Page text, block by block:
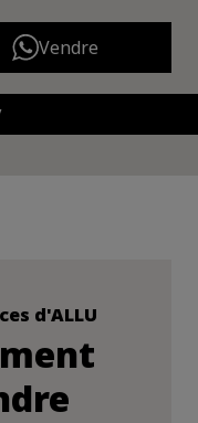
Vendre
les marques
d'ALLU